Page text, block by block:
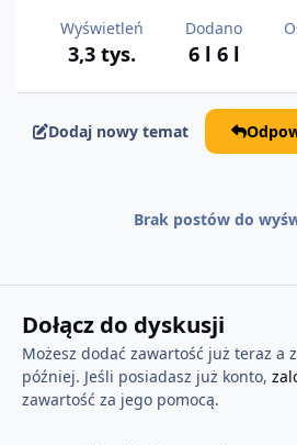
Wyświetleń
3,3 tys.
Dodano
6 l 6 l
Dodaj nowy temat
Brak postów do
Dołącz do dyskusji
Możesz dodać zawartość już teraz a
później. Jeśli posiadasz już konto,
zawartość za jego pomocą.